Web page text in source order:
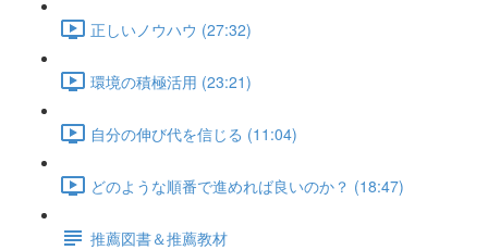
正しいノウハウ (27:32)
環境の積極活用 (23:21)
自分の伸び代を信じる (11:04)
どのような順番で進めれば良いのか？ (18:47)
推薦図書＆推薦教材